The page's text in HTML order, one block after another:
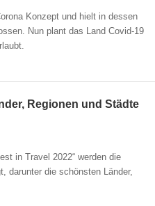
Konzept und hielt in dessen
Nun plant das Land Covid-19
Regionen und Städte
in Travel 2022“ werden die
darunter die schönsten Länder,